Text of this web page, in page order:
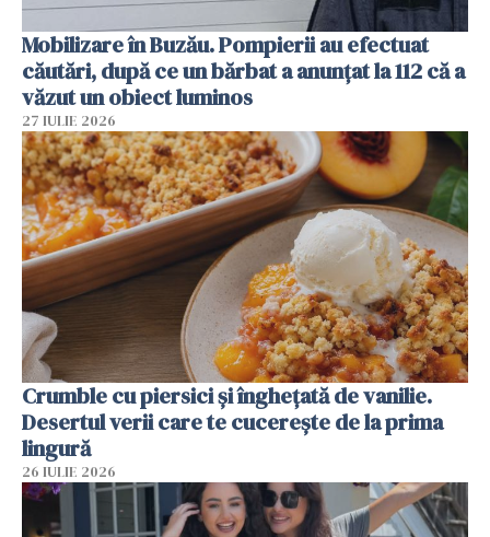
Mobilizare în Buzău. Pompierii au efectuat
căutări, după ce un bărbat a anunțat la 112 că a
văzut un obiect luminos
27 IULIE 2026
Crumble cu piersici și înghețată de vanilie.
Desertul verii care te cucerește de la prima
lingură
26 IULIE 2026